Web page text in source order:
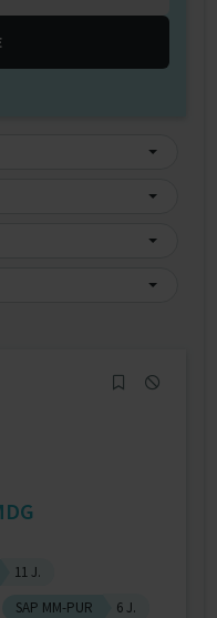
11 J.
SAP MM-PUR
6 J.